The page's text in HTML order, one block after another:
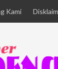
Kami